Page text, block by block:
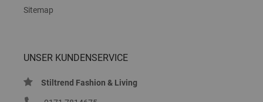
Sitemap
UNSER KUNDENSERVICE
Stiltrend Fashion & Living